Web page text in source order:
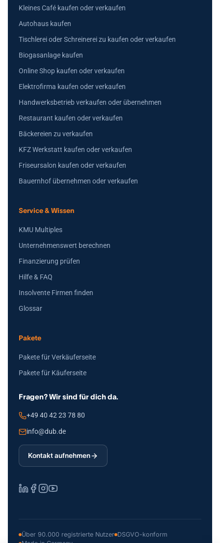
Kleines Café kaufen oder verkaufen
Autohaus kaufen
Tischlerei oder Schreinerei zu kaufen oder verkaufen
Biogasanlage kaufen
Online Shop kaufen oder verkaufen
Elektrofirma kaufen oder verkaufen
Handwerksbetrieb verkaufen oder übernehmen
Restaurant kaufen oder verkaufen
Bäckereien zu verkaufen
KFZ Werkstatt kaufen oder verkaufen
Friseursalon kaufen oder verkaufen
Bauernhof übernehmen oder verkaufen
Service & Wissen
KMU Multiples
Unternehmenswert berechnen
Finanzierung prüfen
Hilfe & FAQ
Insolvente Firmen finden
Glossar
Pakete
Pakete für Verkäuferseite
Pakete für Käuferseite
Fragen? Wir sind für dich da.
+49 40 42 23 78 80
info@dub.de
Kontakt aufnehmen
Über 90.000 registrierte Nutzer DSGVO-konform